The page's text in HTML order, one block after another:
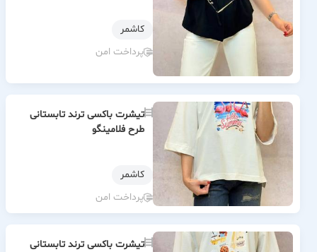
كاشمر
پرداخت امن
تیشرت باکسی ترند تابستانی
طرح فلامينگو
كاشمر
پرداخت امن
تیشرت باکسی ترند تابستانی